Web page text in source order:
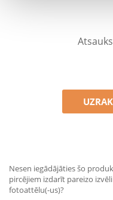
Nesen iegādājāties šo
pircējiem izdarīt pareizo
fotoattēlu(-us)?